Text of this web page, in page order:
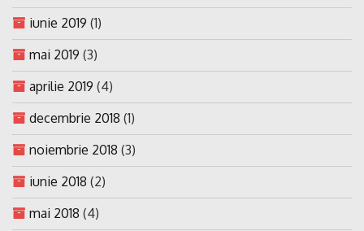
iunie 2019 (1)
mai 2019 (3)
aprilie 2019 (4)
decembrie 2018 (1)
noiembrie 2018 (3)
iunie 2018 (2)
mai 2018 (4)